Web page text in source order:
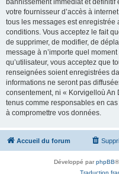
bannissement immédiat et définitif
votre fournisseur d’accès à
tous les messages est enregistrée
conditions. Vous acceptez le fait
de supprimer, de modifier, de
message à n’importe quel
qu’utilisateur, vous acceptez que
renseignées soient enregistrées
informations ne seront pas
consentement, ni « Korvigelloù An
tenus comme responsables en
à compromettre vos données.
Accueil du forum
Développé parphpBB
Traduction